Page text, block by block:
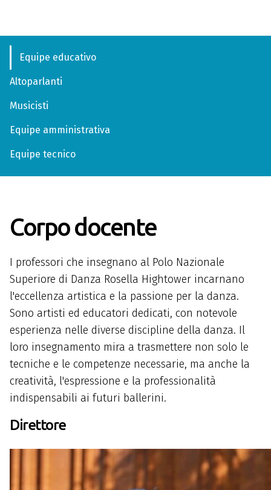
Equipe educativo
Altoparlanti
Musicisti
Equipe amministrativa
Equipe tecnico
Corpo docente
I professori che insegnano al Polo Nazionale
Superiore di Danza Rosella Hightower incarnano
l'eccellenza artistica e la passione per la danza.
Sono artisti ed educatori dedicati, con notevole
esperienza nelle diverse discipline della danza. Il
loro insegnamento mira a trasmettere non solo le
tecniche e le competenze necessarie, ma anche la
creatività, l'espressione e la professionalità
indispensabili ai futuri ballerini.
Direttore